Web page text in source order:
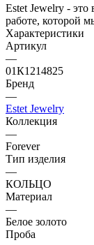
Estet Jewelry -
работе, которой
Характеристики
Артикул
—
01К1214825
Бренд
—
Estet Jewelry
Коллекция
—
Forever
Тип изделия
—
КОЛЬЦО
Материал
—
Белое золото
Проба